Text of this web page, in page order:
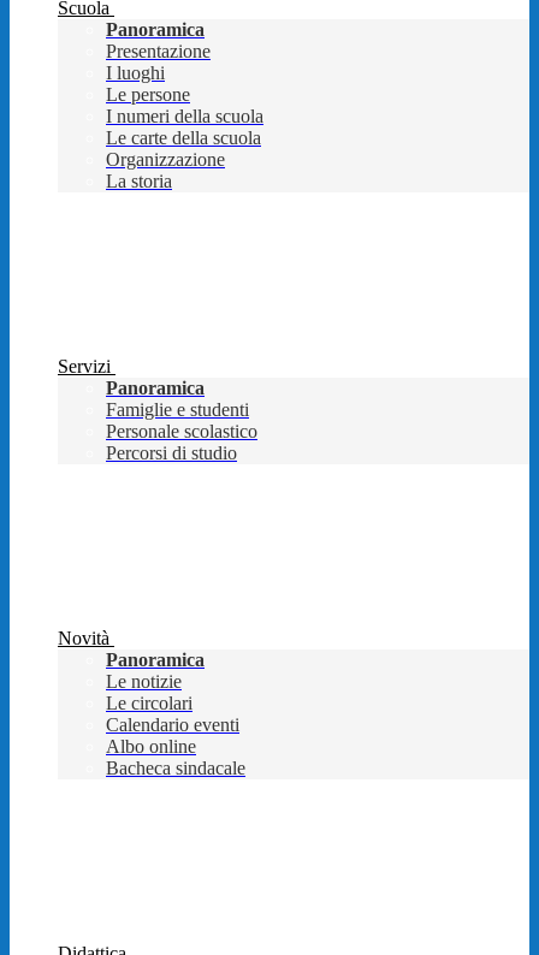
Scuola
Panoramica
Presentazione
I luoghi
Le persone
I numeri della scuola
Le carte della scuola
Organizzazione
La storia
Servizi
Panoramica
Famiglie e studenti
Personale scolastico
Percorsi di studio
Novità
Panoramica
Le notizie
Le circolari
Calendario eventi
Albo online
Bacheca sindacale